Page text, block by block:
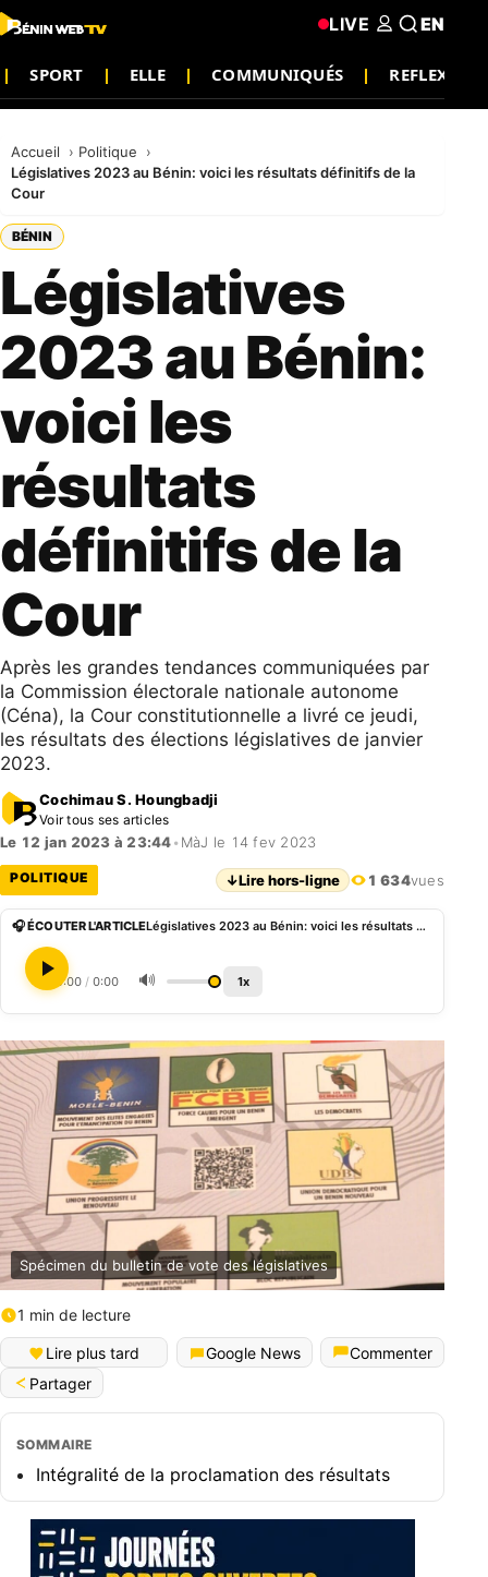
SPORT ELLE COMMUNIQUÉS REFLEXION
LIVE EN
Accueil
Politique
Législatives 2023 au Bénin: voici les résultats définitifs de la
Cour
BÉNIN
Législatives
2023 au Bénin:
voici les
résultats
définitifs de la
Cour
Après les grandes tendances communiquées par
la Commission électorale nationale autonome
(Céna), la Cour constitutionnelle a livré ce jeudi,
les résultats des élections législatives de janvier
2023.
Cochimau S. Houngbadji
Voir tous ses articles
Le 12 jan 2023 à 23:44• MàJ le 14 fev 2023
POLITIQUE ↓Lire hors-ligne 1 634vues
🎧 ÉCOUTER L'ARTICLE Législatives 2023 au Bénin: voici les résultats définitifs de la Cour
0:00 / 0:00 🔊 1x
Spécimen du bulletin de vote des législatives
1 min de lecture
Lire plus tard Google News
Commenter
Partager
SOMMAIRE
Intégralité de la proclamation des résultats